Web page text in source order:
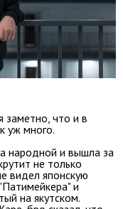
заметно, что и в
уж много.
народной и вышла за
не только
видел японскую
и
на якутском.